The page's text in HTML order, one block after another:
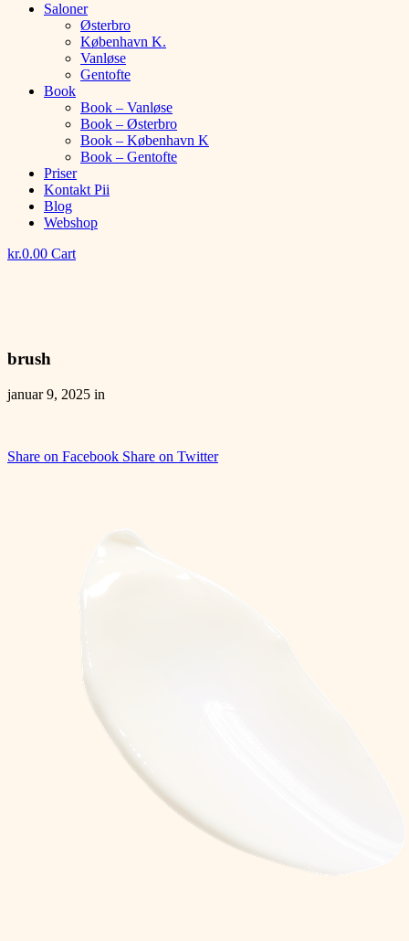
Saloner
Østerbro
København K.
Vanløse
Gentofte
Book
Book – Vanløse
Book – Østerbro
Book – København K
Book – Gentofte
Priser
Kontakt Pii
Blog
Webshop
kr.0.00 Cart
brush
januar 9, 2025 in
Share on Facebook Share on Twitter